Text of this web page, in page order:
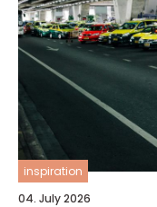
inspiration
04. July 2026